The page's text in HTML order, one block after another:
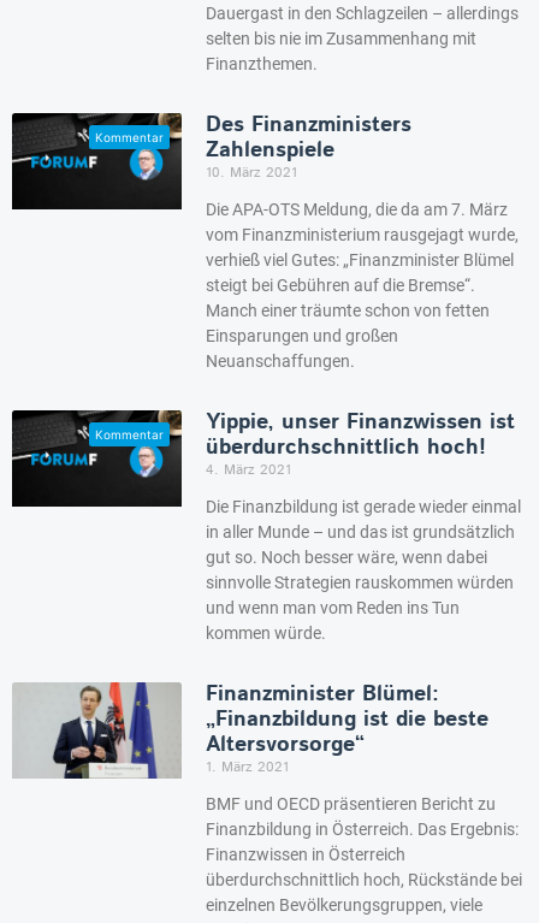
Dauergast in den Schlagzeilen – allerdings
selten bis nie im Zusammenhang mit
Finanzthemen.
Des Finanzministers
Zahlenspiele
10. März 2021
Die APA-OTS Meldung, die da am 7. März
vom Finanzministerium rausgejagt wurde,
verhieß viel Gutes: „Finanzminister Blümel
steigt bei Gebühren auf die Bremse“.
Manch einer träumte schon von fetten
Einsparungen und großen
Neuanschaffungen.
Yippie, unser Finanzwissen ist
überdurchschnittlich hoch!
4. März 2021
Die Finanzbildung ist gerade wieder einmal
in aller Munde – und das ist grundsätzlich
gut so. Noch besser wäre, wenn dabei
sinnvolle Strategien rauskommen würden
und wenn man vom Reden ins Tun
kommen würde.
Finanzminister Blümel:
„Finanzbildung ist die beste
Altersvorsorge“
1. März 2021
BMF und OECD präsentieren Bericht zu
Finanzbildung in Österreich. Das Ergebnis:
Finanzwissen in Österreich
überdurchschnittlich hoch, Rückstände bei
einzelnen Bevölkerungsgruppen, viele